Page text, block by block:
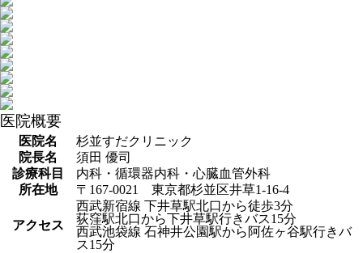
医院概要
医院名
杉並すだクリニック
院長名
須田 優司
診療科目
内科・循環器内科・心臓血管外科
所在地
〒167-0021 東京都杉並区井草1-16-4
アクセス
西武新宿線 下井草駅北口から徒歩3分
荻窪駅北口から下井草駅行きバス15分
西武池袋線 石神井公園駅から阿佐ヶ谷駅行きバ
ス15分